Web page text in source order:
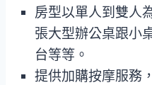
房型以單人到雙人
張大型辦公桌跟小
台等等。
提供加購按摩服務